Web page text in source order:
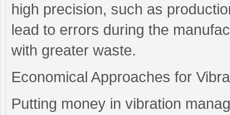
high precision, such as
lead to errors during the
with greater waste.
Economical Approaches for
Putting money in vibration